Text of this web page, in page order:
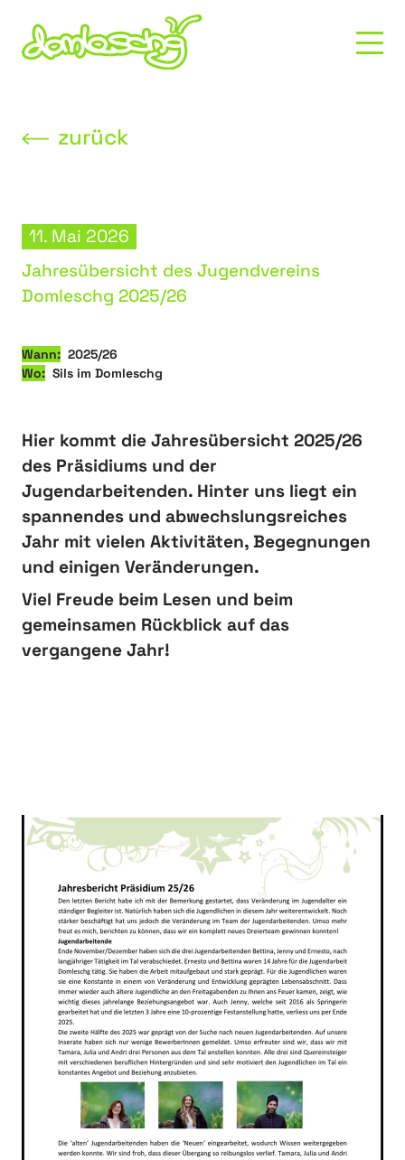
zurück
11. Mai 2026
Jahresübersicht des Jugendvereins
Domleschg 2025/26
Wann: 2025/26
Wo: Sils im Domleschg
Hier kommt die Jahresübersicht 2025/26
des Präsidiums und der
Jugendarbeitenden. Hinter uns liegt ein
spannendes und abwechslungsreiches
Jahr mit vielen Aktivitäten, Begegnungen
und einigen Veränderungen.
Viel Freude beim Lesen und beim
gemeinsamen Rückblick auf das
vergangene Jahr!